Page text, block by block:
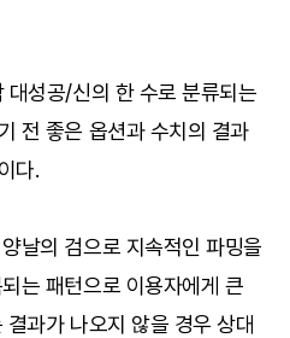
성공/신의 한 수로 분류되는
전 좋은 옵션과 수치의 결과
다.
날의 검으로 지속적인 파밍을
는 패턴으로 이용자에게 큰
과가 나오지 않을 경우 상대